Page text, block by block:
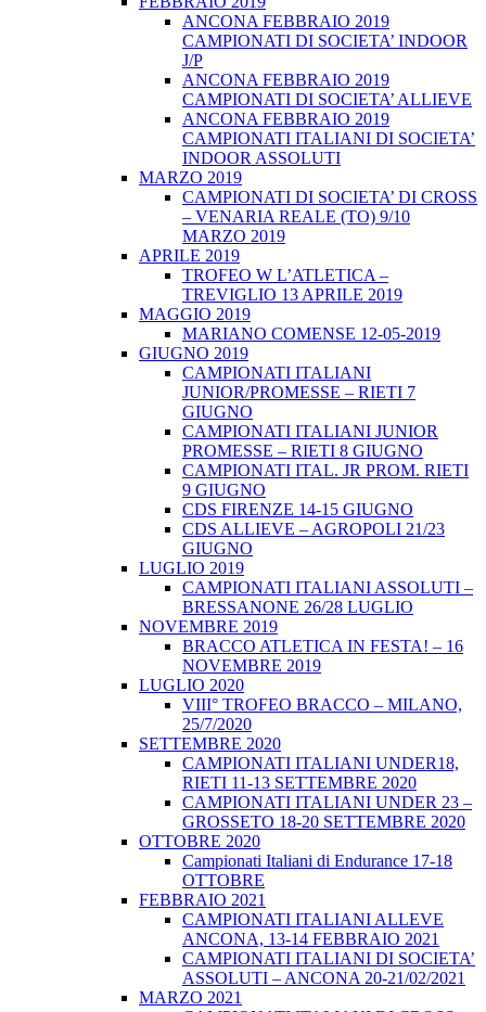
ANCONA FEBBRAIO 2019
CAMPIONATI DI SOCIETA’ INDOOR
J/P
ANCONA FEBBRAIO 2019
CAMPIONATI DI SOCIETA’ ALLIEVE
ANCONA FEBBRAIO 2019
CAMPIONATI ITALIANI DI SOCIETA’
INDOOR ASSOLUTI
MARZO 2019
CAMPIONATI DI SOCIETA’ DI CROSS
– VENARIA REALE (TO) 9/10
MARZO 2019
APRILE 2019
TROFEO W L’ATLETICA –
TREVIGLIO 13 APRILE 2019
MAGGIO 2019
MARIANO COMENSE 12-05-2019
GIUGNO 2019
CAMPIONATI ITALIANI
JUNIOR/PROMESSE – RIETI 7
GIUGNO
CAMPIONATI ITALIANI JUNIOR
PROMESSE – RIETI 8 GIUGNO
CAMPIONATI ITAL. JR PROM. RIETI
9 GIUGNO
CDS FIRENZE 14-15 GIUGNO
CDS ALLIEVE – AGROPOLI 21/23
GIUGNO
LUGLIO 2019
CAMPIONATI ITALIANI ASSOLUTI –
BRESSANONE 26/28 LUGLIO
NOVEMBRE 2019
BRACCO ATLETICA IN FESTA! – 16
NOVEMBRE 2019
LUGLIO 2020
VIII° TROFEO BRACCO – MILANO,
25/7/2020
SETTEMBRE 2020
CAMPIONATI ITALIANI UNDER18,
RIETI 11-13 SETTEMBRE 2020
CAMPIONATI ITALIANI UNDER 23 –
GROSSETO 18-20 SETTEMBRE 2020
OTTOBRE 2020
Campionati Italiani di Endurance 17-18
OTTOBRE
FEBBRAIO 2021
CAMPIONATI ITALIANI ALLEVE
ANCONA, 13-14 FEBBRAIO 2021
CAMPIONATI ITALIANI DI SOCIETA’
ASSOLUTI – ANCONA 20-21/02/2021
MARZO 2021